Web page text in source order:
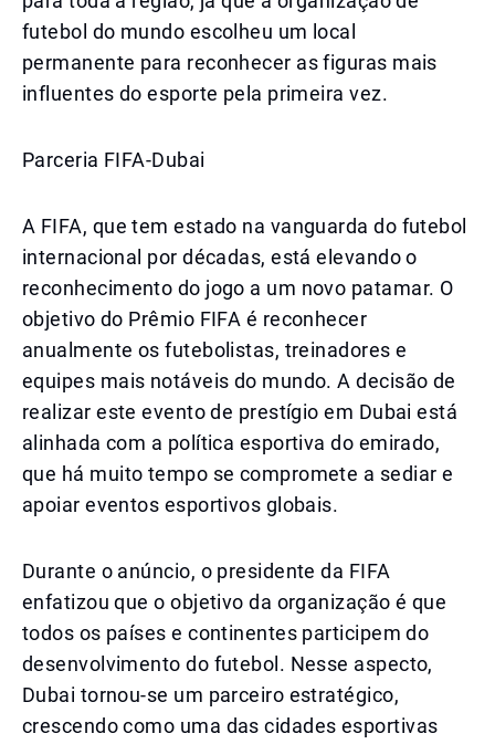
futebol do mundo escolheu um local
permanente para reconhecer as figuras mais
influentes do esporte pela primeira vez.
Parceria FIFA-Dubai
A FIFA, que tem estado na vanguarda do futebol
internacional por décadas, está elevando o
reconhecimento do jogo a um novo patamar. O
objetivo do Prêmio FIFA é reconhecer
anualmente os futebolistas, treinadores e
equipes mais notáveis do mundo. A decisão de
realizar este evento de prestígio em Dubai está
alinhada com a política esportiva do emirado,
que há muito tempo se compromete a sediar e
apoiar eventos esportivos globais.
Durante o anúncio, o presidente da FIFA
enfatizou que o objetivo da organização é que
todos os países e continentes participem do
desenvolvimento do futebol. Nesse aspecto,
Dubai tornou-se um parceiro estratégico,
crescendo como uma das cidades esportivas